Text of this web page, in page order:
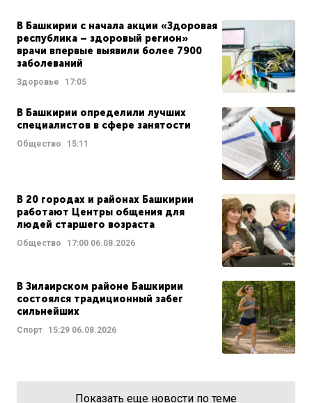
В Башкирии с начала акции «Здоровая
республика – здоровый регион»
врачи впервые выявили более 7900
заболеваний
Здоровье 17:05
В Башкирии определили лучших
специалистов в сфере занятости
Общество 15:11
В 20 городах и районах Башкирии
работают Центры общения для
людей старшего возраста
Общество 17:00 06.08.2026
В Зилаирском районе Башкирии
состоялся традиционный забег
сильнейших
Спорт 15:29 06.08.2026
Показать еще новости по теме